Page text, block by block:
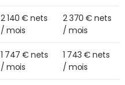
2 140 € nets
/ mois
2 370 € nets
/ mois
1 747 € nets
/ mois
1 743 € nets
/ mois